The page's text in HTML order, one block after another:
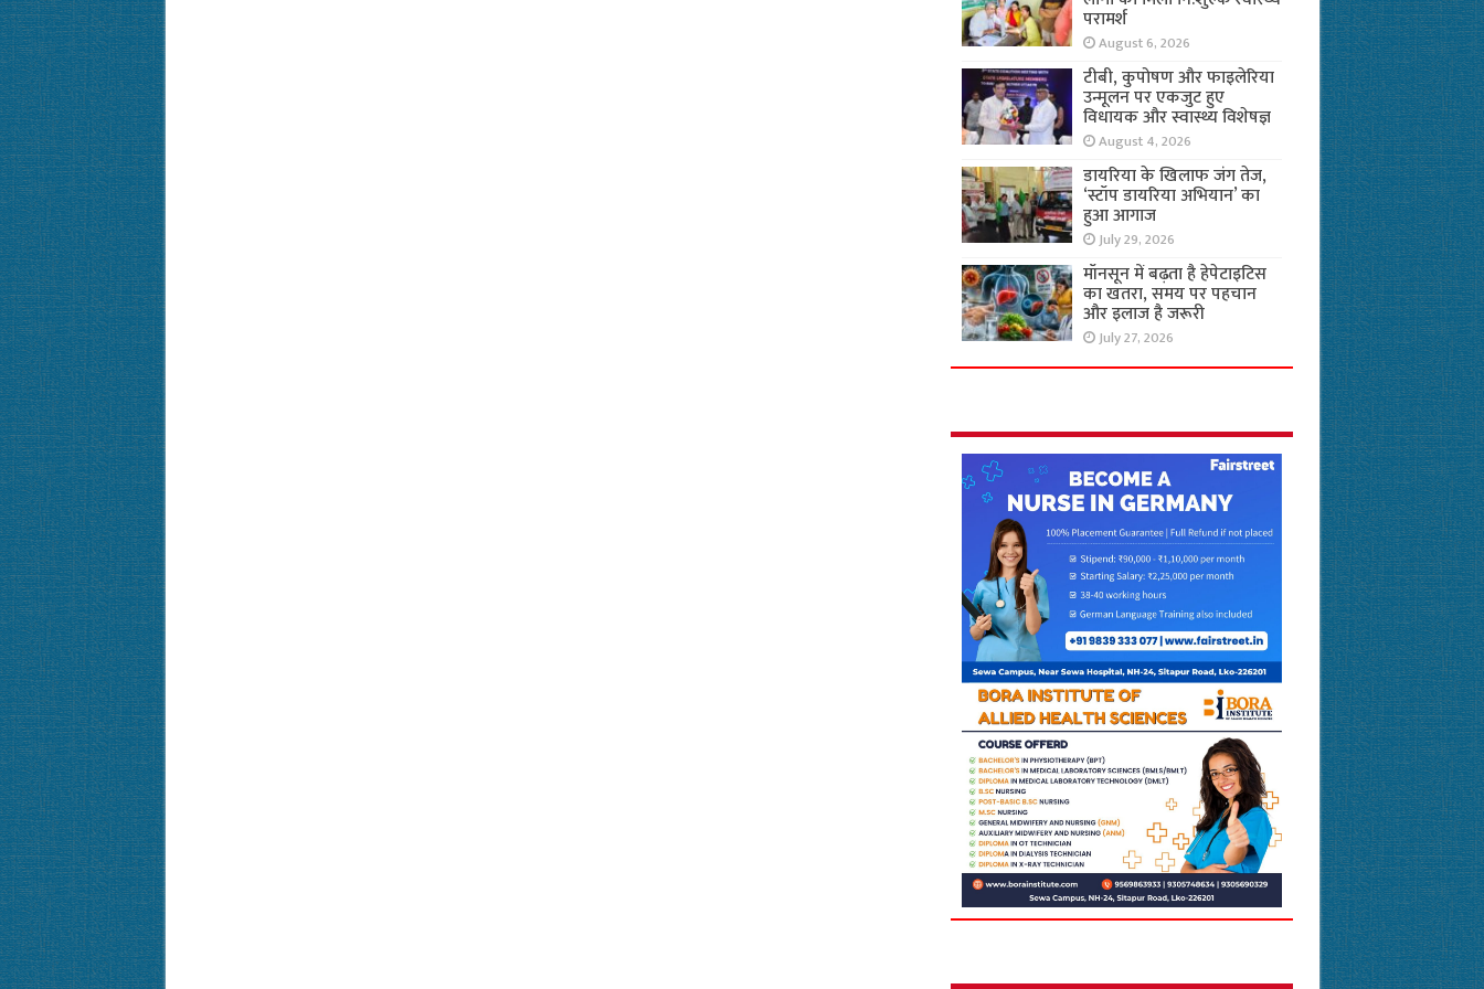
परामर्श
August 6, 2026
टीबी, कुपोषण और फाइलेरिया
उन्मूलन पर एकजुट हुए
विधायक और स्वास्थ्य विशेषज्ञ
August 4, 2026
डायरिया के खिलाफ जंग तेज,
‘स्टॉप डायरिया अभियान’ का
हुआ आगाज
July 29, 2026
मॉनसून में बढ़ता है हेपेटाइटिस
का खतरा, समय पर पहचान
और इलाज है जरूरी
July 27, 2026